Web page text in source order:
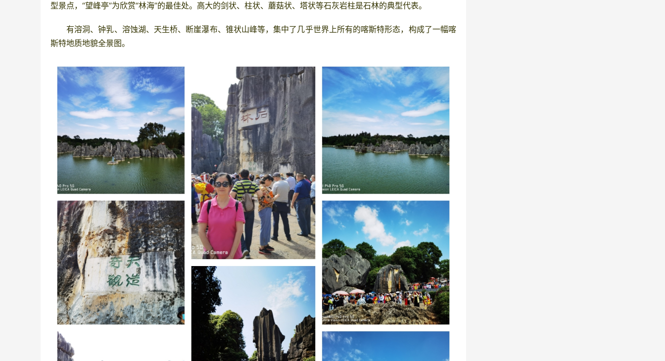
型景点，“望峰亭”为欣赏“林海”的最佳处。高大的剑状、柱状、蘑菇状、塔状等石灰岩柱是石林的典型代表。
有溶洞、钟乳、溶蚀湖、天生桥、断崖瀑布、锥状山峰等，集中了几乎世界上所有的喀斯特形态，构成了一幅喀
斯特地质地貌全景图。